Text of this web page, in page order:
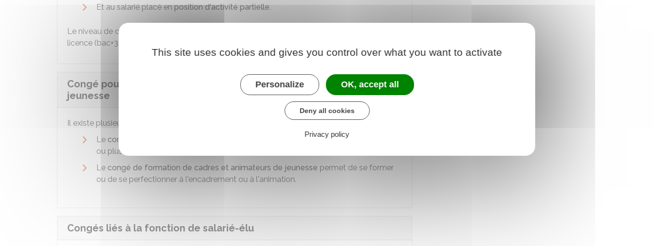
Et au salarié placé enposition d'activité partielle.
Le niveau de qualification du salarié doit être inférieur à celui correspondant au grade de la
licence (bac+3).
Congé pour examen ou de formation de cadres et animateurs de
jeunesse
Il existe plusieurs autres congés spécifiques.
Le congé pour examen
permet d'obtenir une autorisation d'absence pour passer un
ou plusieurs examens en vue d'acquérir un certain titre ou diplôme
Le congé de formation de cadres et animateurs de jeunesse permet de se former
ou de se perfectionner à l'encadrement ou à l'animation.
Congés liés à la fonction de salarié-élu
This site uses cookies and gives you control over what you want to activate
Personalize OK, accept all
Deny all cookies
Privacy policy